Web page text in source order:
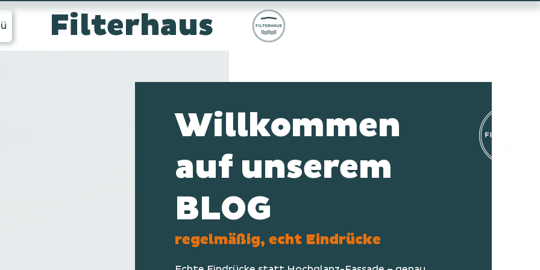
Filterhaus
Willkommen
auf unserem
BLOG
regelmäßig, echt Eindrücke